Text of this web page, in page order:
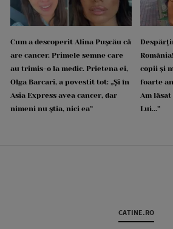
Cum a descoperit Alina Pușcău că
are cancer. Primele semne care
au trimis-o la medic. Prietena ei,
Olga Barcari, a povestit tot: „Și în
Asia Express avea cancer, dar
nimeni nu știa, nici ea”
copii și
foarte
Am
Lui...”
CATINE.RO